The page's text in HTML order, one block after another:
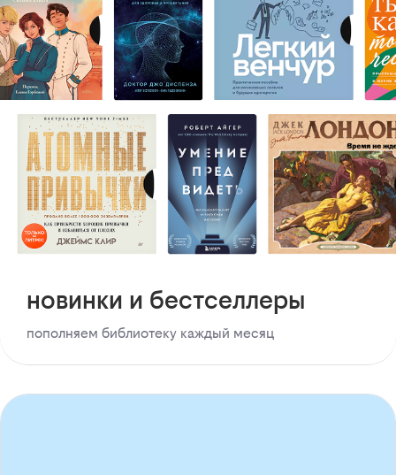
новинки и бестселлеры
пополняем библиотеку каждый месяц